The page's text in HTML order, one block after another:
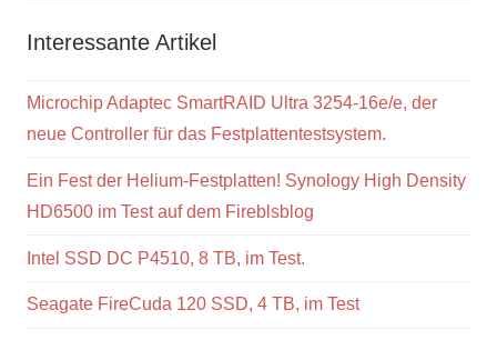
Interessante Artikel
Microchip Adaptec SmartRAID Ultra 3254-16e/e, der
neue Controller für das Festplattentestsystem.
Ein Fest der Helium-Festplatten! Synology High Density
HD6500 im Test auf dem Fireblsblog
Intel SSD DC P4510, 8 TB, im Test.
Seagate FireCuda 120 SSD, 4 TB, im Test